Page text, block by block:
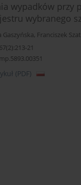
wypadków
wybranego
Gaszyńska, Franciszek
21
(PDF)